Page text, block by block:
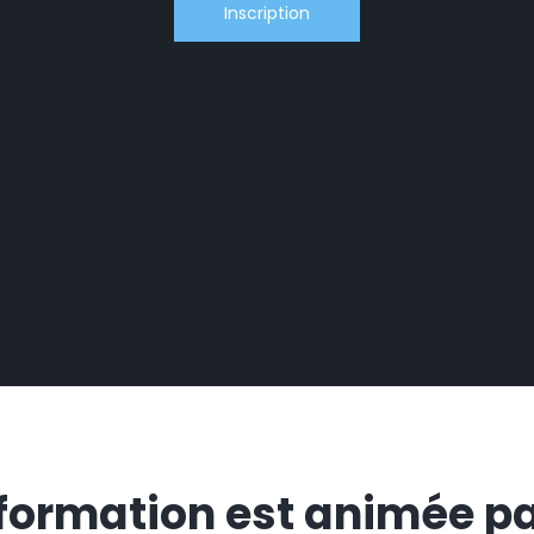
Inscription
est animée